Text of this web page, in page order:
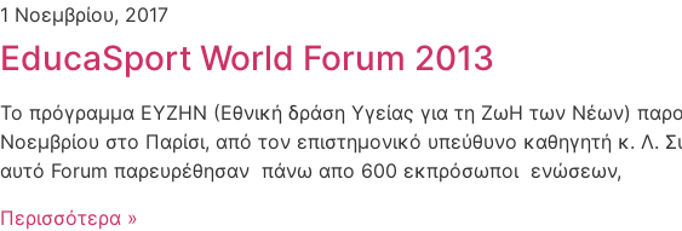
1 Νοεμβρίου, 2017
EducaSport World Forum 2013
Το πρόγραμμα ΕΥΖΗΝ (Εθνική δράση Υγείας για τη ΖωΗ των Νέων)
Νοεμβρίου στο Παρίσι, από τον επιστημονικό υπεύθυνο καθηγητή κ.
αυτό Forum παρευρέθησαν πάνω απο 600 εκπρόσωποι ενώσεων,
Περισσότερα »